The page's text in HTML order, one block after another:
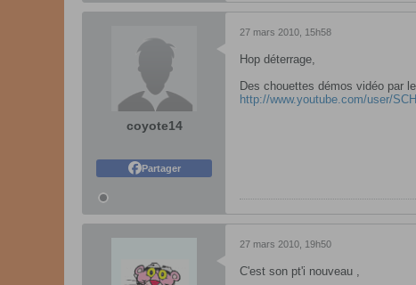
coyote14
Partager
27 mars 2010, 15h58
Hop déterrage,
Des chouettes démos vidéo par
http://www.youtube.com/user/
27 mars 2010, 19h50
C'est son pt'i nouveau ,